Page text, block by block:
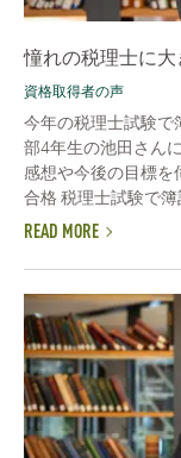
憧れの税理士に
資格取得者の声
今年の税理士試験で
部4年生の池田さん
感想や今後の目標を
合格 税理士試験で簿
READ MORE